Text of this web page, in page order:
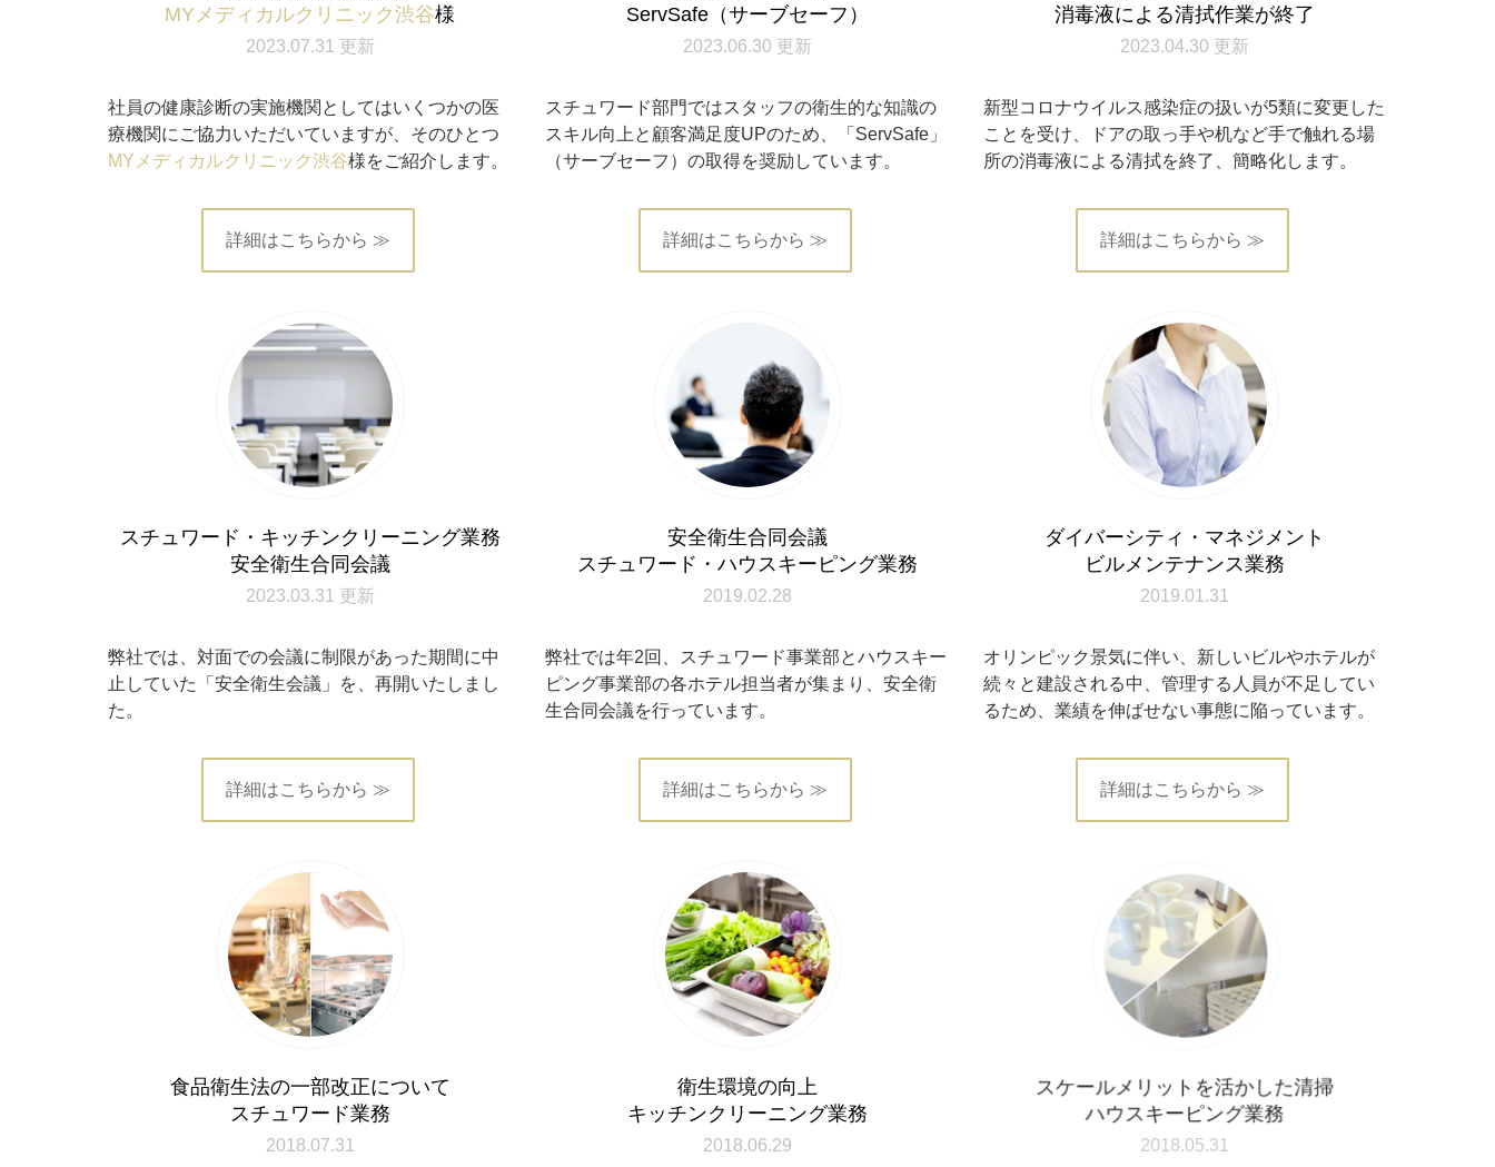
MYメディカルクリニック渋谷様
2023.07.31 更新
社員の健康診断の実施機関としてはいくつかの医
療機関にご協力いただいていますが、そのひとつ
MYメディカルクリニック渋谷様をご紹介します。
詳細はこちらから ≫
ServSafe（サーブセーフ）
2023.06.30 更新
スチュワード部門ではスタッフの衛生的な知識の
スキル向上と顧客満足度UPのため、「ServSafe」
（サーブセーフ）の取得を奨励しています。
詳細はこちらから ≫
消毒液による清拭作業が終了
2023.04.30 更新
新型コロナウイルス感染症の扱いが5類に変更した
ことを受け、ドアの取っ手や机など手で触れる場
所の消毒液による清拭を終了、簡略化します。
詳細はこちらから ≫
スチュワード・キッチンクリーニング業務
安全衛生合同会議
2023.03.31 更新
弊社では、対面での会議に制限があった期間に中
止していた「安全衛生会議」を、再開いたしまし
た。
詳細はこちらから ≫
安全衛生合同会議
スチュワード・ハウスキーピング業務
2019.02.28
弊社では年2回、スチュワード事業部とハウスキー
ピング事業部の各ホテル担当者が集まり、安全衛
生合同会議を行っています。
詳細はこちらから ≫
ダイバーシティ・マネジメント
ビルメンテナンス業務
2019.01.31
オリンピック景気に伴い、新しいビルやホテルが
続々と建設される中、管理する人員が不足してい
るため、業績を伸ばせない事態に陥っています。
詳細はこちらから ≫
食品衛生法の一部改正について
スチュワード業務
2018.07.31
衛生環境の向上
キッチンクリーニング業務
2018.06.29
スケールメリットを活かした清掃
ハウスキーピング業務
2018.05.31